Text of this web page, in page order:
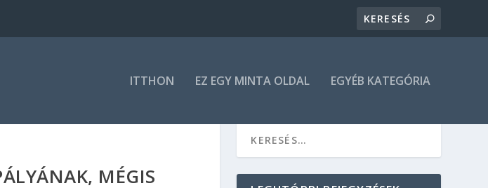
ITTHON EZ EGY MINTA OLDAL EGYÉB KATEGÓRIA
MÉGIS